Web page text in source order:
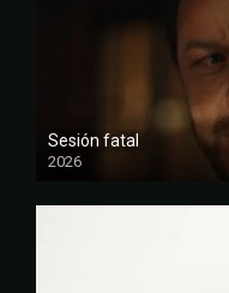
Sesión fatal
2026
FULL HD